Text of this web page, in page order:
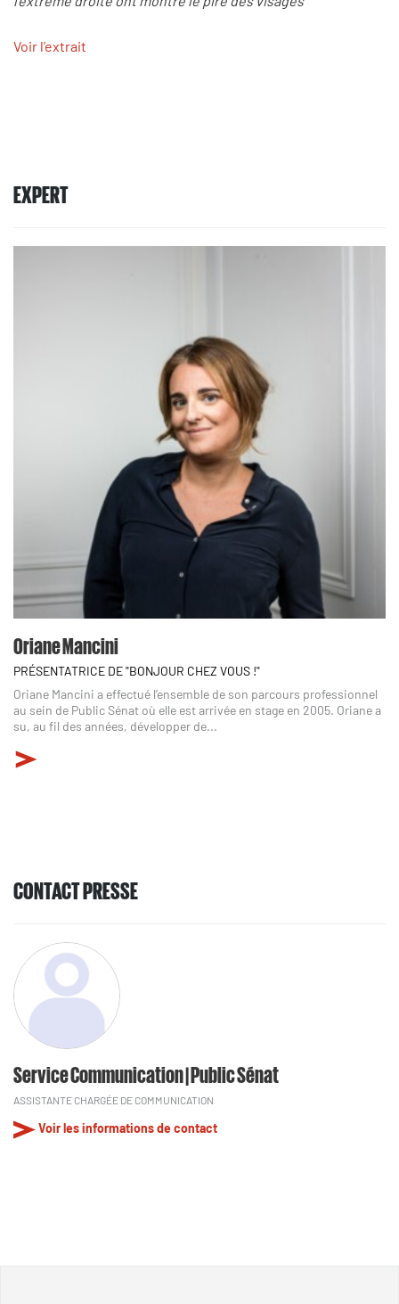
Voir l'extrait
EXPERT
Oriane Mancini
PRÉSENTATRICE DE "BONJOUR CHEZ VOUS !"
Oriane Mancini a effectué l’ensemble de son parcours professionnel
au sein de Public Sénat où elle est arrivée en stage en 2005. Oriane a
su, au fil des années, développer de...
CONTACT PRESSE
Service Communication | Public Sénat
ASSISTANTE CHARGÉE DE COMMUNICATION
Voir les informations de contact